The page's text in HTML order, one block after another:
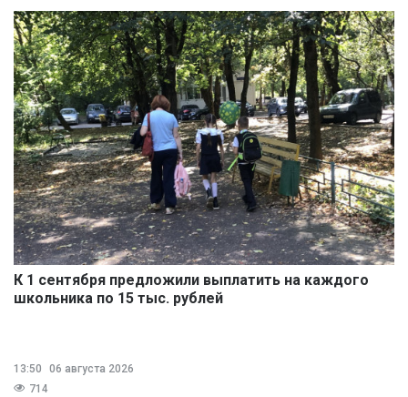
К 1 сентября предложили выплатить на каждого
школьника по 15 тыс. рублей
13:50
06 августа 2026
714